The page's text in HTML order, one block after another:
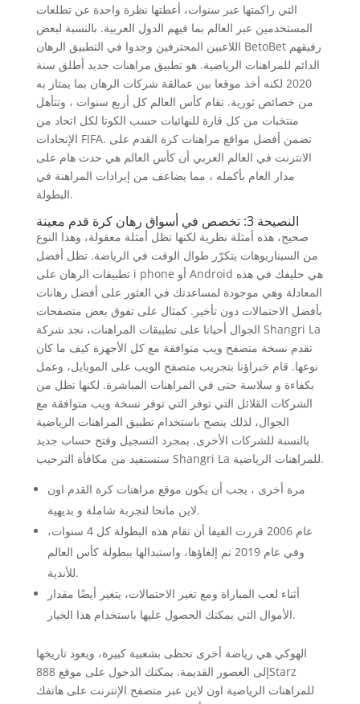
التي راكمتها عبر سنوات، أعطتها نظرة واحدة عن تطلعات
المستخدمين عبر العالم بما فيهم الدول العربية. بالنسبة لبعض
اللاعبين المحترفين وجدوا في التطبيق الرهان BetoBet رفيقهم
الدائم للمراهنات الرياضية. هو تطبيق مراهنات جديد أطلق سنة
2020 لكنه أخذ موقعا بين عمالقة شركات الرهان بما يمتاز به
من خصائص ثورية. تقام كأس العالم كل أربع سنوات ، وتتأهل
منتخبات من كل قارة للنهائيات حسب الكوتا لكل اتحاد من
الإتحادات FIFA. تضمن أفضل مواقع مراهنات كرة القدم على
الانترنت في العالم العربي أن كأس العالم هي حدث هام على
مدار العام بأكمله ، مما يضاعف من إيرادات المراهنة في
البطولة.
النصيحة 3: تخصص في أسواق رهان كرة قدم معينة
صحيح، هذه أمثلة نظرية لكنها تظل أمثلة معقولة، وهذا النوع
من السيناريوهات يتكرّر طوال الوقت في الرياضة. تظل أفضل
تطبيقات الرهان على i phone أو Android هي حليفك في هذه
المعادلة وهي موجودة لمساعدتك في العثور على أفضل رهانات
بأفضل الاحتمالات دون تأخير. كمثال على تفوق بعض متصفحات
الجوال أحيانا على تطبيقات المراهنات، نجد شركة Shangri La
تقدم نسخة متصفح ويب متوافقة مع كل الأجهزة كيف ما كان
نوعها. قام خبراؤنا بتجريب متصفح الويب على الموبايل، وعمل
بكفاءة و سلاسة حتى في المراهنات المباشرة. لكنها تظل من
الشركات القلائل التي توفر التي توفر نسخة ويب متوافقة مع
الجوال، لذلك ينصح باستخدام تطبيق المراهنات الرياضية
بالنسبة للشركات الأخرى. بمجرد التسجيل وفتح حساب جديد
ستستفيد من مكافأة الترحيب Shangri La للمراهنات الرياضية.
مرة أخرى ، يجب أن يكون موقع مراهنات كرة القدم اون
لاين مانحا لتجربة شاملة و بديهية.
عام 2006 قررت الفيفا أن تقام هذه البطولة كل 4 سنوات،
وفي عام 2019 تم إلغاؤها، واستبدالها ببطولة كأس العالم
للأندية.
أثناء لعب المباراة ومع تغير الاحتمالات، يتغير أيضًا مقدار
الأموال التي يمكنك الحصول عليها باستخدام هذا الخيار.
الهوكي هي رياضة أخرى تحظى بشعبية كبيرة، ويعود تاريخها
إلى العصور القديمة. يمكنك الدخول على موقع 888Starz
للمراهنات الرياضية اون لاين عبر متصفح الإنترنت على هاتفك